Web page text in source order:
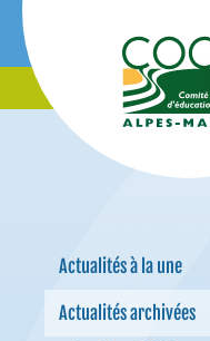
Actualités à la une
Actualités archivées